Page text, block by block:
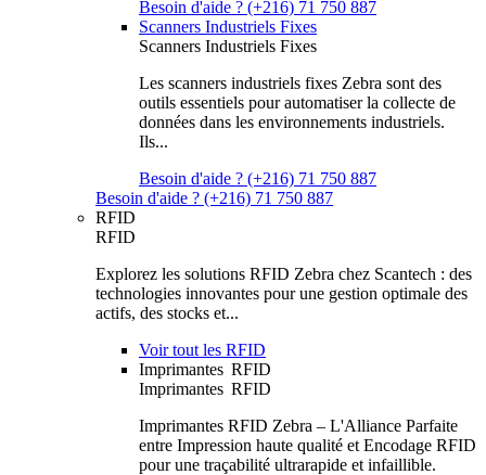
Besoin d'aide ? (+216) 71 750 887
Scanners Industriels Fixes
Scanners Industriels Fixes
Les scanners industriels fixes Zebra sont des
outils essentiels pour automatiser la collecte de
données dans les environnements industriels.
Ils...
Besoin d'aide ? (+216) 71 750 887
Besoin d'aide ? (+216) 71 750 887
RFID
RFID
Explorez les solutions RFID Zebra chez Scantech : des
technologies innovantes pour une gestion optimale des
actifs, des stocks et...
Voir tout les RFID
Imprimantes RFID
Imprimantes RFID
Imprimantes RFID Zebra – L'Alliance Parfaite
entre Impression haute qualité et Encodage RFID
pour une traçabilité ultrarapide et infaillible.